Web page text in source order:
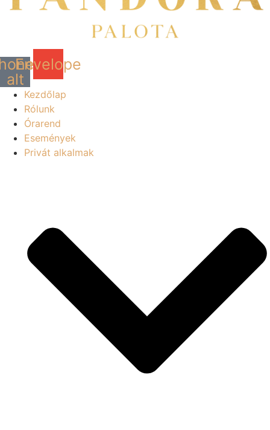
alt
Envelope
Kezdőlap
Rólunk
Órarend
Események
Privát alkalmak